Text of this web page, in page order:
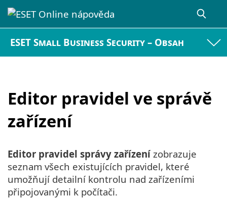
ESET Small Business Security – Obsah
Editor pravidel ve správě
zařízení
Editor pravidel správy zařízenízobrazuje
seznam všech existujících pravidel, které
umožňují detailní kontrolu nad zařízeními
připojovanými k počítači.